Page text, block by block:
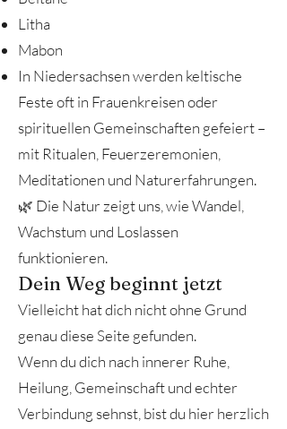
Litha
Mabon
In Niedersachsen werden keltische
Feste oft in Frauenkreisen oder
spirituellen Gemeinschaften gefeiert –
mit Ritualen, Feuerzeremonien,
Meditationen und Naturerfahrungen.
🌿 Die Natur zeigt uns, wie Wandel,
Wachstum und Loslassen
funktionieren.
Dein Weg beginnt jetzt
Vielleicht hat dich nicht ohne Grund
genau diese Seite gefunden.
Wenn du dich nach innerer Ruhe,
Heilung, Gemeinschaft und echter
Verbindung sehnst, bist du hier herzlich